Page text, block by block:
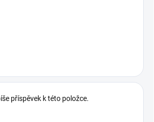
příspěvek k této položce.